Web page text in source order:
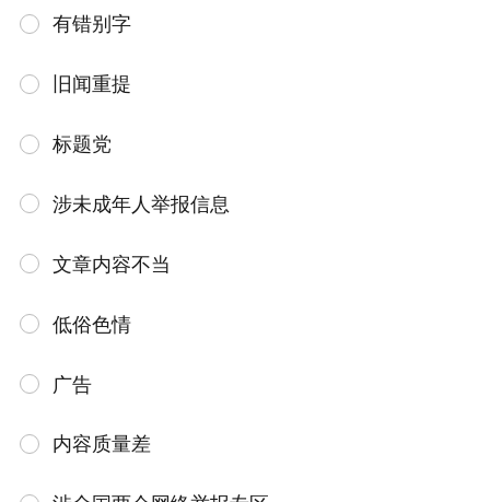
有错别字
旧闻重提
标题党
涉未成年人举报信息
文章内容不当
低俗色情
广告
内容质量差